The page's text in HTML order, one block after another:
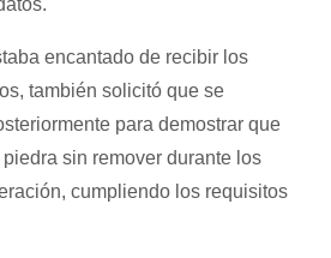
encantado de recibir los
también solicitó que se
para demostrar que
sin remover durante los
cumpliendo los requisitos